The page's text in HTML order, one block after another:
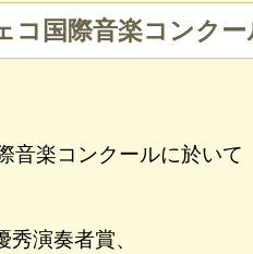
コ国際音楽コンクー
音楽コンクールに於いて
演奏者賞、